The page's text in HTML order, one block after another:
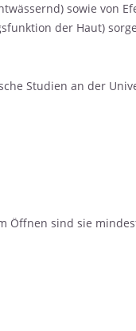
sowie von
der Haut)
Studien an der
Öffnen sind sie